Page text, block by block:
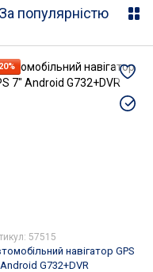
За популярністю
57515
навігатор GPS
G732+DVR